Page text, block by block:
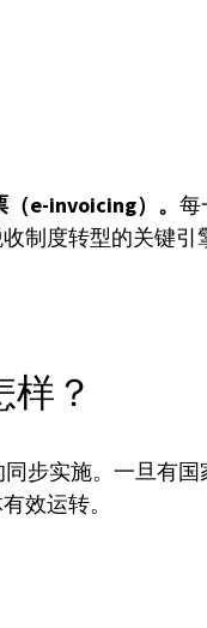
e-invoicing）。 每
制度转型的关键引
样？
步实施。一旦有
效运转。